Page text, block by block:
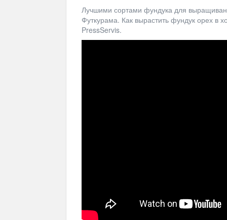
Лучшими сортами фундука для
Футкурама. Как вырастить фундук орех в
PressServis.